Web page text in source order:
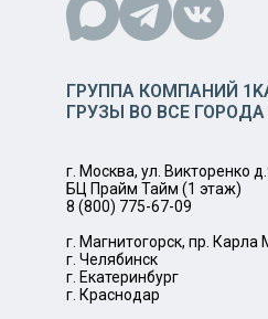
ГРУППА КОМПАНИЙ
ГРУЗЫ ВО ВСЕ
г. Москва, ул. Викторенко
БЦ Прайм Тайм (1 этаж)
8 (800) 775-67-09
г. Магнитогорск, пр. Карла
г. Челябинск
г. Екатеринбург
г. Краснодар